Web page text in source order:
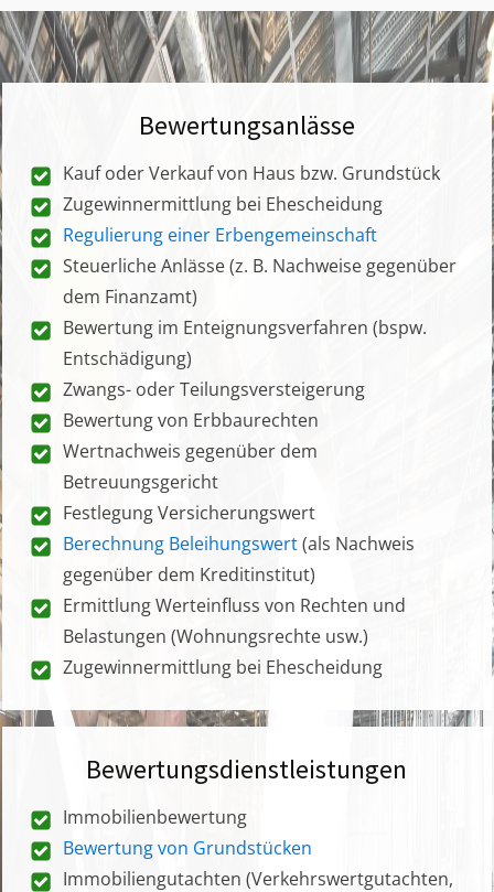
Bewertungsanlässe
Kauf oder Verkauf von Haus bzw. Grundstück
Zugewinnermittlung bei Ehescheidung
Regulierung einer Erbengemeinschaft
Steuerliche Anlässe (z. B. Nachweise gegenüber
dem Finanzamt)
Bewertung im Enteignungsverfahren (bspw.
Entschädigung)
Zwangs- oder Teilungsversteigerung
Bewertung von Erbbaurechten
Wertnachweis gegenüber dem
Betreuungsgericht
Festlegung Versicherungswert
Berechnung Beleihungswert(als Nachweis
gegenüber dem Kreditinstitut)
Ermittlung Werteinfluss von Rechten und
Belastungen (Wohnungsrechte usw.)
Zugewinnermittlung bei Ehescheidung
Bewertungsdienstleistungen
Immobilienbewertung
Bewertung von Grundstücken
Immobiliengutachten (Verkehrswertgutachten,